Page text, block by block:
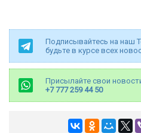
Подписывайтесь на наш
будьте в курсе всех
Присылайте свои
+7 777 259 44 50